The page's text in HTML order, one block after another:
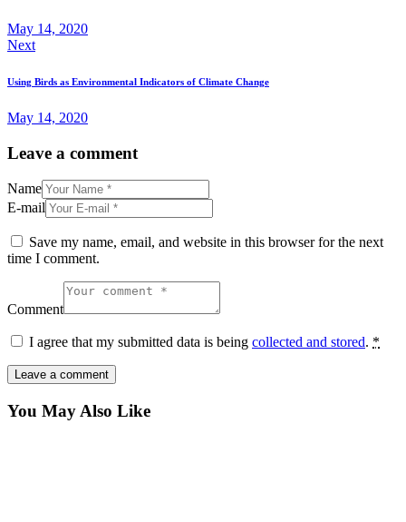
May 14, 2020
Next
Using Birds as Environmental Indicators of Climate Change
May 14, 2020
Leave a comment
Name
E-mail
Save my name, email, and website in this browser for the next
time I comment.
Comment
I agree that my submitted data is being collected and stored. *
You May Also Like